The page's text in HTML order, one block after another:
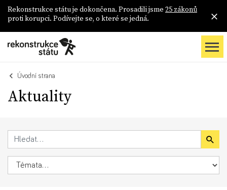
Rekonstrukce státu je dokončena. Prosadili jsme 25 zákonů
proti korupci. Podívejte se, o které se jedná.
Úvodní strana
Aktuality